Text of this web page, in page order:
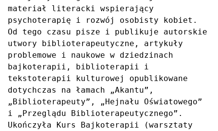
materiał literacki wspierający
psychoterapię i rozwój osobisty kobiet.
Od tego czasu pisze i publikuje autorskie
utwory biblioterapeutyczne, artykuły
problemowe i naukowe w dziedzinach
bajkoterapii, biblioterapii i
tekstoterapii kulturowej opublikowane
dotychczas na łamach „Akantu”,
„Biblioterapeuty”, „Hejnału Oświatowego”
i „Przeglądu Biblioterapeutycznego”.
Ukończyła Kurs Bajkoterapii (warsztaty